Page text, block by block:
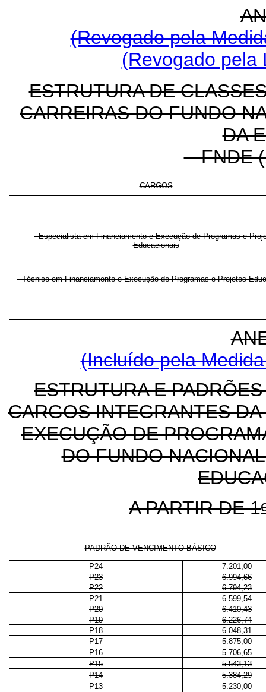
(Revogado pela
(Revogado pela
ESTRUTURA DE
CARREIRAS DO FUNDO
DA
- FNDE
CARGOS
- Especialista em Financiamento e Execução de Programas e
Educacionais
- Técnico em Financiamento e Execução de Programas e Projetos
(Incluído pela
ESTRUTURA E
CARGOS INTEGRANTES
EXECUÇÃO DE
DO FUNDO
A PARTIR DE 1
PADRÃO DE VENCIMENTO BÁSICO
P24
7.201,00
P23
6.994,66
P22
6.794,23
P21
6.599,54
P20
6.410,43
P19
6.226,74
P18
6.048,31
P17
5.875,00
P16
5.706,65
P15
5.543,13
P14
5.384,29
P13
5.230,00